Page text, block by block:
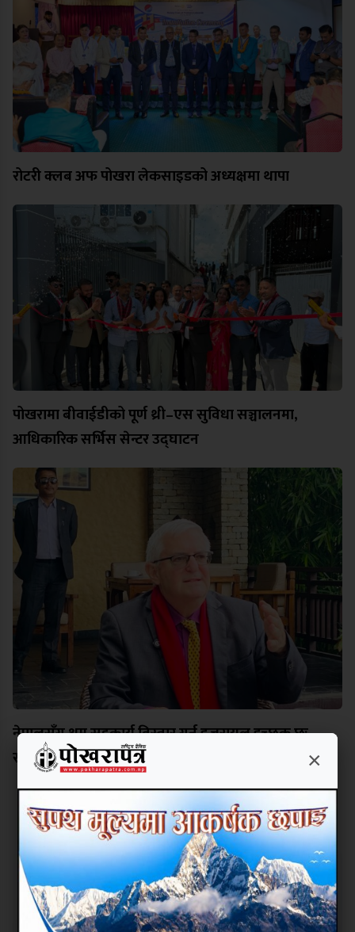
रोटरी क्लब अफ पोखरा लेकसाइडको अध्यक्षमा थापा
पोखरामा बीवाईडीको पूर्ण थ्री–एस सुविधा सञ्चालनमा,
आधिकारिक सर्भिस सेन्टर उद्घाटन
नेपालसँग श्रम सहकार्य विस्तार गर्न इजरायल इच्छुक छः
राजदूत बास
×